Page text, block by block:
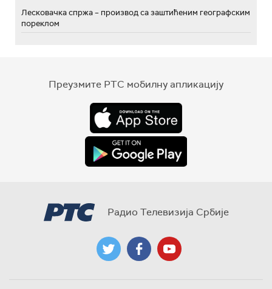
Лесковачка спржа – производ са заштићеним географским
пореклом
Преузмите РТС мобилну апликацију
Радио Телевизија Србије